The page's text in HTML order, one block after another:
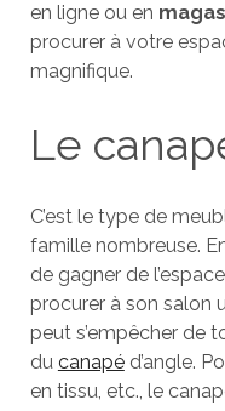
en ligne ou en
procurer à votre
magnifique.
Le
C’est le type de
famille nombreuse.
de gagner de
procurer à son salon
peut s’empêcher de
du canapéd’angle.
en tissu, etc., le